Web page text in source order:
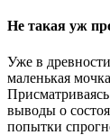
Не такая уж
Уже в
маленькая
выводы о
попытки